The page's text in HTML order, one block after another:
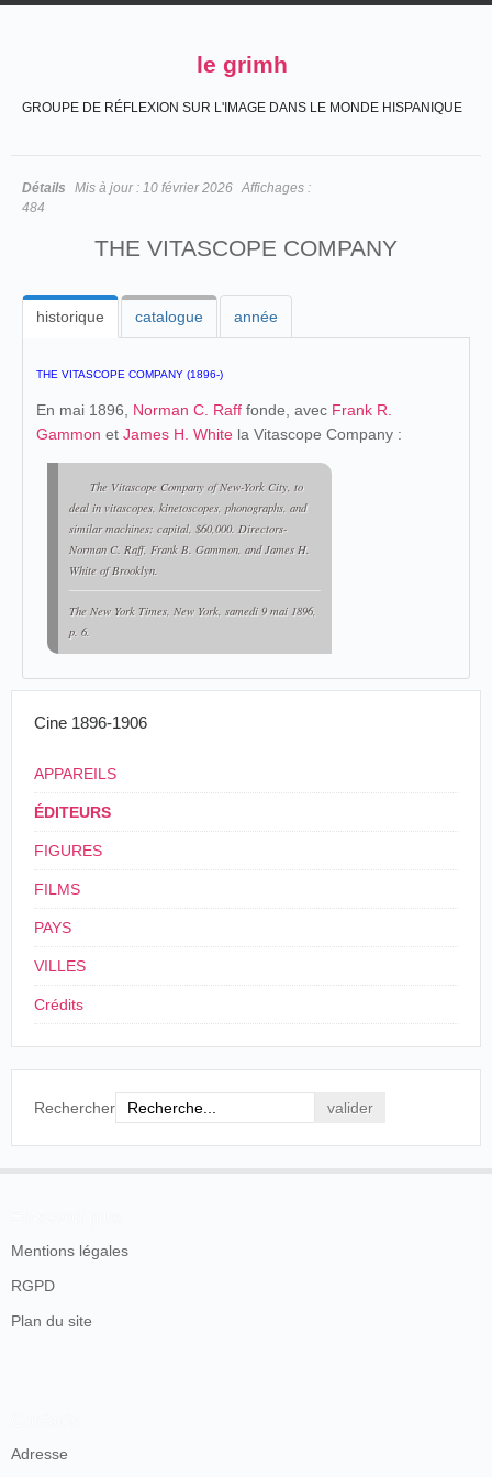
le grimh
GROUPE DE RÉFLEXION SUR L'IMAGE DANS LE MONDE HISPANIQUE
Détails Mis à jour : 10 février 2026 Affichages :
484
THE VITASCOPE COMPANY
historique catalogue année
THE VITASCOPE COMPANY (1896-)
En mai 1896, Norman C. Raff fonde, avec Frank R.
Gammon et James H. White la Vitascope Company :
The Vitascope Company of New-York City, to
deal in vitascopes, kinetoscopes, phonographs, and
similar machines; capital, $60,000. Directors-
Norman C. Raff, Frank B. Gammon, and James H.
White of Brooklyn.
The New York Times, New York, samedi 9 mai 1896,
p. 6.
Cine 1896-1906
APPAREILS
ÉDITEURS
FIGURES
FILMS
PAYS
VILLES
Crédits
Rechercher
Mentions légales
RGPD
Plan du site
Adresse